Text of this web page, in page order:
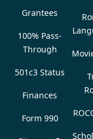
Grantees
100% Pass-
Through
501c3 Status
Finances
Form 990